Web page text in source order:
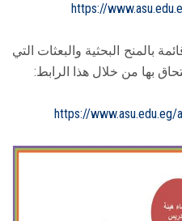
https://
البحثية والبعثات التي
بها من خلال هذا الرابط:
https://